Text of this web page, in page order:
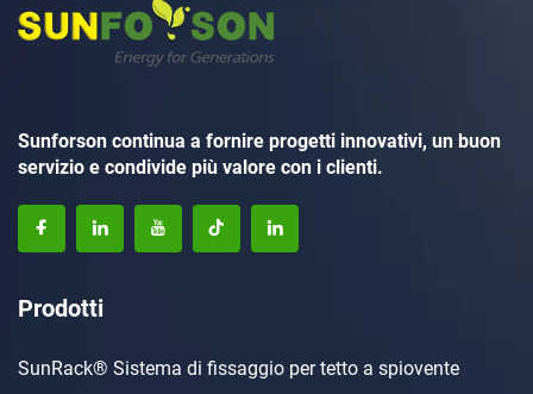
Sunforson continua a fornire progetti innovativi, un buon
servizio e condivide più valore con i clienti.
Prodotti
SunRack® Sistema di fissaggio per tetto a spiovente